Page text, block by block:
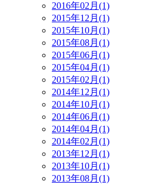
2016年02月(1)
2015年12月(1)
2015年10月(1)
2015年08月(1)
2015年06月(1)
2015年04月(1)
2015年02月(1)
2014年12月(1)
2014年10月(1)
2014年06月(1)
2014年04月(1)
2014年02月(1)
2013年12月(1)
2013年10月(1)
2013年08月(1)